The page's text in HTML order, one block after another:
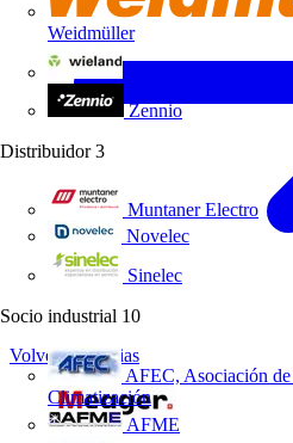
Weidmüller
Zennio
Distribuidor 3
Muntaner Electro
Novelec
Sinelec
Socio industrial 10
AFEC, Asociación
Climatización
AFME
Volver a Noticias